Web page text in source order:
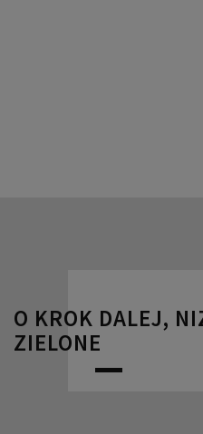
O KROK DALEJ,
ZIELONE